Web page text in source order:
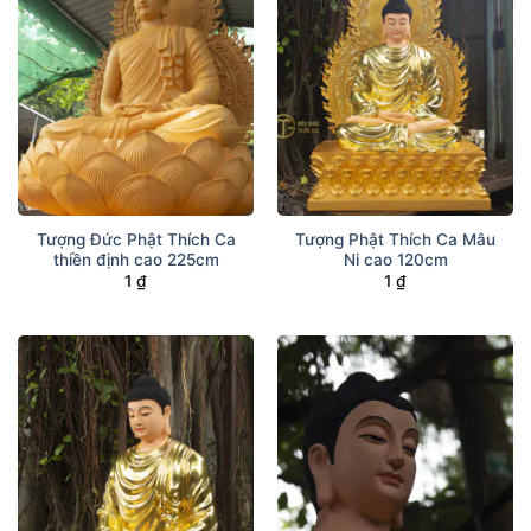
được đưa lên mức cao hơn so với các tông phái
khác là coi “ trong con người vốn sẵn tính Phật”.
II/ Phương pháp ngồi thiền niệm Phật:
Cách ngồi thiền trong Phật giáo là một phương
pháp để biến đổi tâm trí, ngồi thiền Phật pháp là liều
Tượng Đức Phật Thích Ca
thiền định cao 225cm
1 ₫
Tượng Phật Thích Ca Mâu
Ni cao 120cm
1 ₫